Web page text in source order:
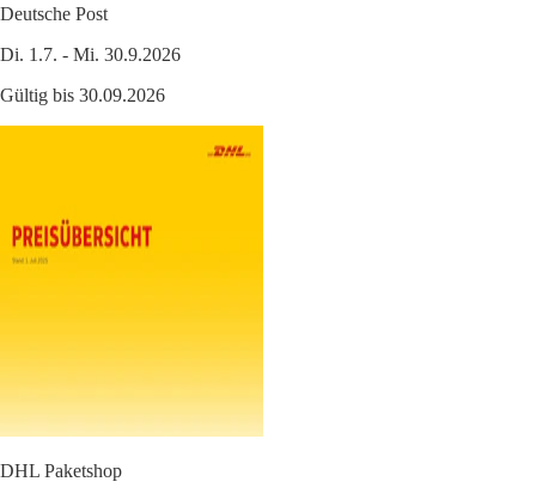
Deutsche Post
Di. 1.7. - Mi. 30.9.2026
Gültig bis 30.09.2026
DHL Paketshop